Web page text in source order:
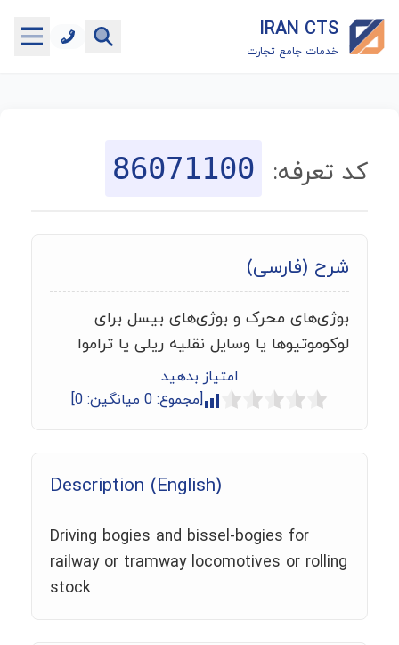
IRAN CTS
خدمات جامع تجارت
جستجوگر تعرفه گمرکی
ماشین حساب گمرکی
خدمات رایگان دیگر
کد تعرفه: 86071100
شرح (فارسی)
بوژی‌های محرک و بوژی‌های بیسل برای
لوکوموتیوها یا وسایل نقلیه ریلی یا تراموا
امتیاز بدهید
[مجموع: 0 میانگین: 0
]
Description (English)
Driving bogies and bissel-bogies for
railway or tramway locomotives or rolling
stock